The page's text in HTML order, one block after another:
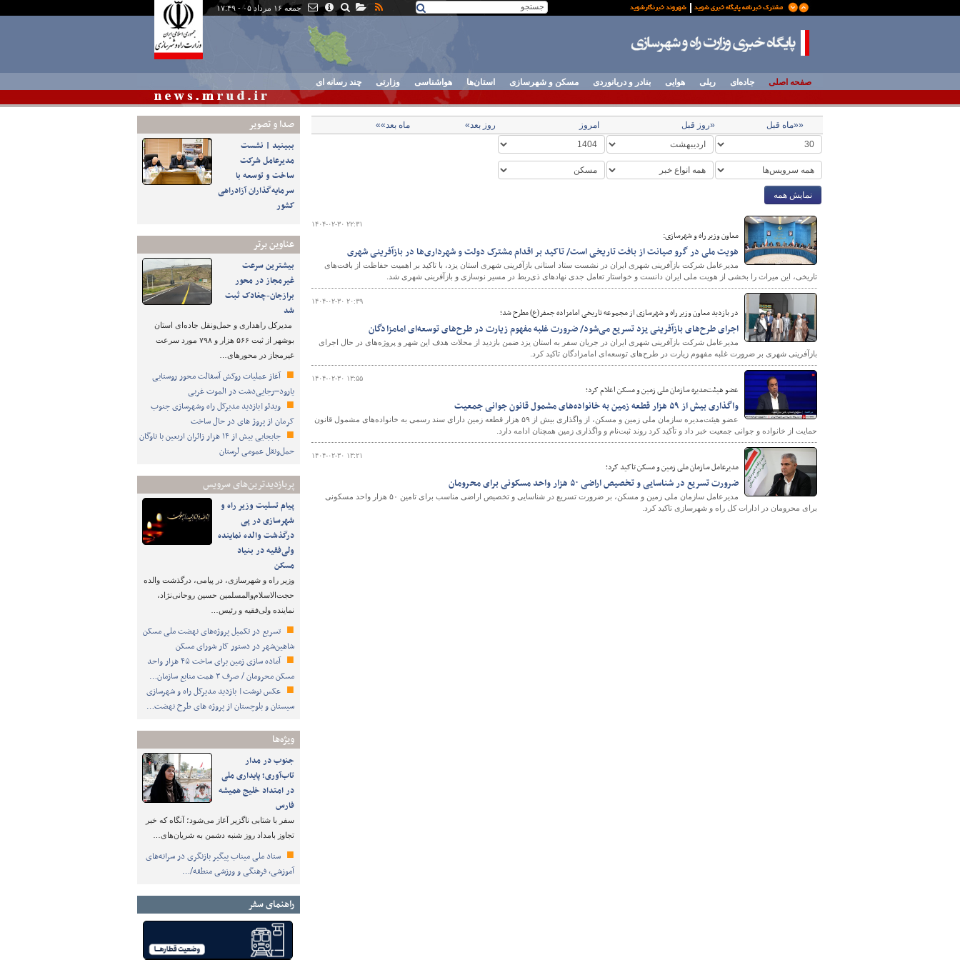
جمعه ۱۶ مرداد ۰۵ - ۱۷:۴۹
پایگاه خبری وزارت راه و
صفحه اصلی جاده‌ای ریلی هوایی بنادر و دریانوردی مسکن و شهرسازی استان‌ها هواشناسی وزارتی چند رسانه ای
صدا و تصوير
ببینید | نشست
مدیرعامل شرکت
ساخت و توسعه با
سرمایه‌گذاران آزادراهی
کشور
عناوین برتر
بیشترین سرعت
غیرمجاز در محور
برازجان-چغادک ثبت
شد
مدیرکل راهداری و حمل‌ونقل جاده‌ای استان
بوشهر از ثبت ۵۶۶ هزار و ۷۹۸ مورد سرعت
غیرمجاز در محورهای…
آغاز عملیات روکش آسفالت محور روستایی
یارود–رجایی‌دشت در الموت غربی
ویدئو|بازدید مدیرکل راه وشهرسازی جنوب
کرمان از پروژ های در حال ساخت
جابجایی بیش از ۱۴ هزار زائران اربعین با ناوگان
حمل‌ونقل عمومی لرستان
پربازدیدترین‌های سرویس
پیام تسلیت وزیر راه و
شهرسازی در پی
درگذشت والده نماینده
ولی‌فقیه در بنیاد
مسکن
وزیر راه و شهرسازی، در پیامی، درگذشت والده
حجت‌الاسلام‌والمسلمین حسین روحانی‌نژاد،
نماینده ولی‌فقیه و رئیس…
تسریع در تکمیل پروژه‌های نهضت ملی مسکن
شاهین‌شهر در دستور کار شورای مسکن
آماده سازی زمین برای ساخت ۴۵ هزار واحد
مسکن محرومان / صرف ۳ همت منابع سازمان…
عکس نوشت| بازدید مدیرکل راه و شهرسازی
سیستان و بلوچستان از پروژه های طرح نهضت…
ویژه‌ها
جنوب در مدار
تاب‌آوری؛ پایداری ملی
در امتداد خلیج همیشه
فارس
سفر با شتابی ناگزیر آغاز می‌شود؛ آنگاه که خبر
تجاوز بامداد روز شنبه دشمن به شریان‌های…
ستاد ملی میناب پیگیر بازنگری در سرانه‌های
آموزشی، فرهنگی و ورزشی منطقه/…
راهنمای سفر
««ماه قبل «روز قبل امروز روز بعد» ماه بعد»»
نمایش همه
۱۴۰۴-۰۲-۳۰ ۲۲:۳۱
معاون وزیر راه و شهرسازی:
هویت ملی در گرو صیانت از بافت تاریخی است/ تاکید بر اقدام مشترک دولت و شهرداری‌ها در بازآفرینی شهری
مدیرعامل شرکت بازآفرینی شهری ایران در نشست ستاد استانی بازآفرینی شهری استان یزد، با تاکید بر اهمیت حفاظت از بافت‌های
تاریخی، این میراث را بخشی از هویت ملی ایران دانست و خواستار تعامل جدی نهادهای ذی‌ربط در مسیر نوسازی و بازآفرینی شهری شد.
۱۴۰۴-۰۲-۳۰ ۲۰:۳۹
در بازدید معاون وزیر راه و شهرسازی از مجموعه تاریخی امامزاده جعفر(ع) مطرح شد؛
اجرای طرح‌های بازآفرینی یزد تسریع می‌شود/ ضرورت غلبه مفهوم زیارت در طرح‌های توسعه‌ای امامزادگان
مدیرعامل شرکت بازآفرینی شهری ایران در جریان سفر به استان یزد ضمن بازدید از محلات هدف این شهر و پروژه‌های در حال اجرای
بازآفرینی شهری بر ضرورت غلبه مفهوم زیارت در طرح‌های توسعه‌ای امامزادگان تاکید کرد.
۱۴۰۴-۰۲-۳۰ ۱۳:۵۵
عضو هیئت‌مدیره سازمان ملی زمین و مسکن اعلام کرد؛
واگذاری بیش از ۵۹ هزار قطعه زمین به خانواده‌های مشمول قانون جوانی جمعیت
عضو هیئت‌مدیره سازمان ملی زمین و مسکن، از واگذاری بیش از ۵۹ هزار قطعه زمین دارای سند رسمی به خانواده‌های مشمول قانون
حمایت از خانواده و جوانی جمعیت خبر داد و تأکید کرد روند ثبت‌نام و واگذاری زمین همچنان ادامه دارد.
۱۴۰۴-۰۲-۳۰ ۱۳:۲۱
مدیرعامل سازمان ملی زمین و مسکن تاکید کرد؛
ضرورت تسریع در شناسایی و تخصیص اراضی ۵۰ هزار واحد مسکونی برای محرومان
مدیرعامل سازمان ملی زمین و مسکن، بر ضرورت تسریع در شناسایی و تخصیص اراضی مناسب برای تامین ۵۰ هزار واحد مسکونی
برای محرومان در ادارات کل راه و شهرسازی تاکید کرد.